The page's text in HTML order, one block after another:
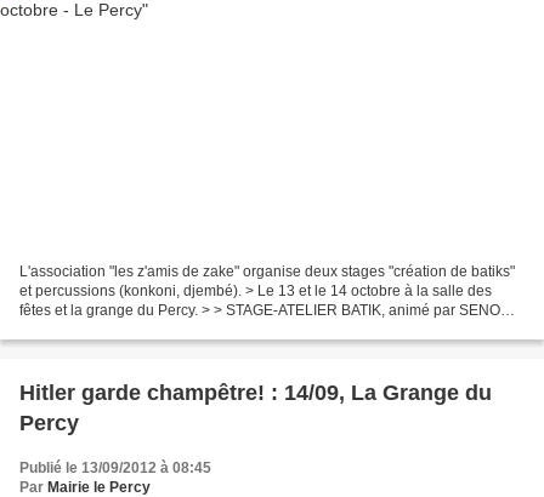
L'association "les z'amis de zake" organise deux stages "création de batiks"
et percussions (konkoni, djembé). > Le 13 et le 14 octobre à la salle des
fêtes et la grange du Percy. > > STAGE-ATELIER BATIK, animé par SENOU
Hitler garde champêtre! : 14/09, La Grange du
Percy
Publié le 13/09/2012 à 08:45
Par Mairie le Percy